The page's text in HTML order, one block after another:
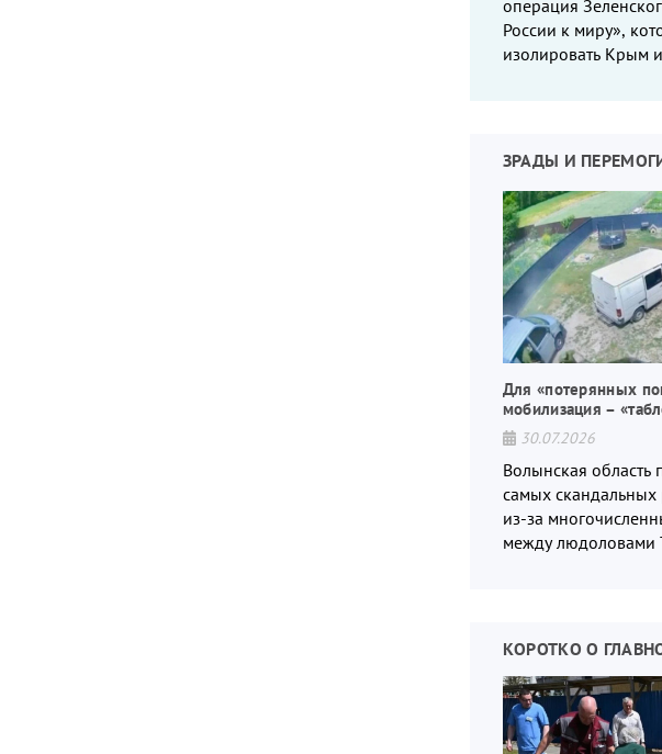
операция
России к миру»,
изолировать Крым
ЗРАДЫ И
Для «потерянных
мобилизация –
30.07.2026
Волынская
самых
из-за
между людоловами ТЦК и
КОРОТКО О